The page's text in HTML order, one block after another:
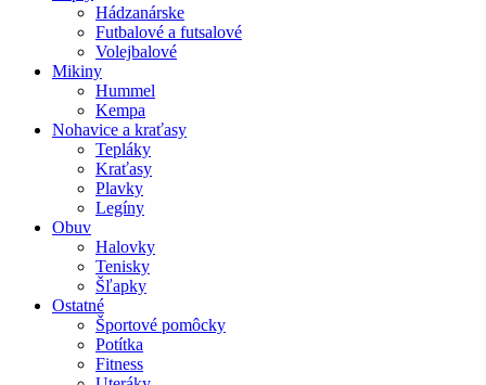
Hádzanárske
Futbalové a futsalové
Volejbalové
Mikiny
Hummel
Kempa
Nohavice a kraťasy
Tepláky
Kraťasy
Plavky
Legíny
Obuv
Halovky
Tenisky
Šľapky
Ostatné
Športové pomôcky
Potítka
Fitness